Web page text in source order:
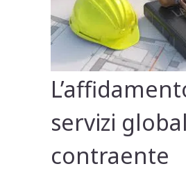
servizi
contraente